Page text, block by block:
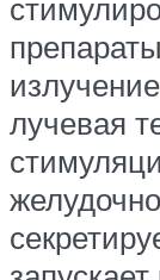
лучевая